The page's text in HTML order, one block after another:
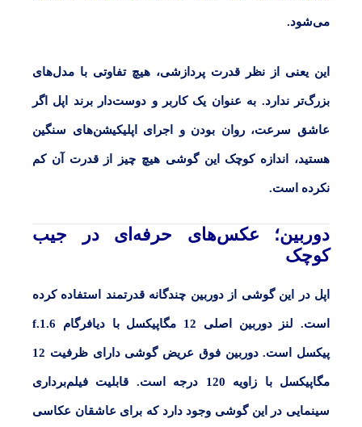
می‌شود.
این یعنی از نظر قدرت پردازشی، هیچ تفاوتی با مدل‌های
بزرگ‌تر ندارد. به عنوان یک کاربر و دوست‌دار برند اپل اگر
عاشق سرعت، روان بودن و اجرای اپلیکیشن‌های سنگین
هستید، اندازه کوچک این گوشی هیچ چیز از قدرت آن کم
نکرده است.
دوربین؛ عکس‌های حرفه‌ای در جیب
کوچک
اپل در این گوشی از دوربین چندگانه قدرتمند استفاده کرده
است. لنز دوربین اصلی 12 مگاپیکسل با دیافرگام f.1.6
پیکسل است. دوربین فوق عریض گوشی دارای ظرفیت 12
مگاپیکسل با زاویه 120 درجه است. قابلیت فیلم‌برداری
سینمایی در این گوشی وجود دارد که برای عاشقان عکاسی